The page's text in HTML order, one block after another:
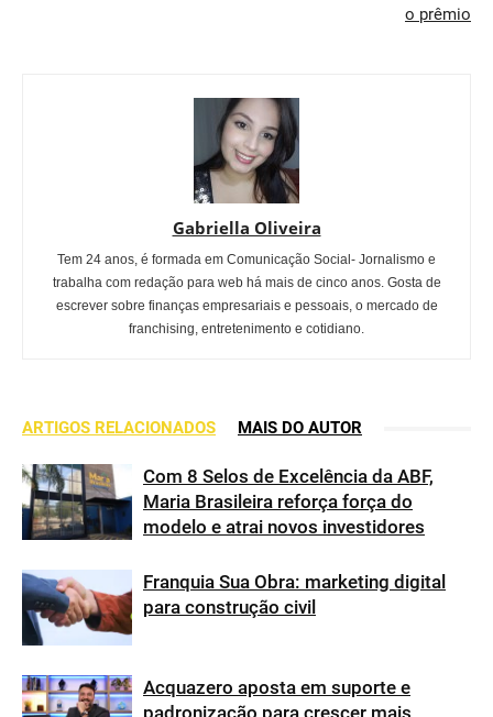
o prêmio
Gabriella Oliveira
Tem 24 anos, é formada em Comunicação Social- Jornalismo e
trabalha com redação para web há mais de cinco anos. Gosta de
escrever sobre finanças empresariais e pessoais, o mercado de
franchising, entretenimento e cotidiano.
ARTIGOS RELACIONADOS MAIS DO AUTOR
Com 8 Selos de Excelência da ABF,
Maria Brasileira reforça força do
modelo e atrai novos investidores
Franquia Sua Obra: marketing digital
para construção civil
Acquazero aposta em suporte e
padronização para crescer mais